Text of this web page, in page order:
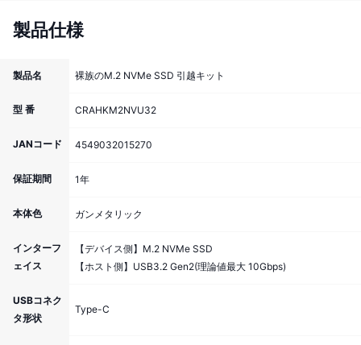
製品仕様
製品名 裸族のM.2 NVMe SSD 引越キット
型 番 CRAHKM2NVU32
JANコード 4549032015270
保証期間 1年
本体色 ガンメタリック
インターフ
ェイス
【デバイス側】M.2 NVMe SSD
【ホスト側】USB3.2 Gen2(理論値最大 10Gbps)
USBコネク
タ形状
Type-C